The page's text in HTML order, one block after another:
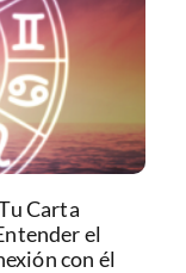
Carta
el
con él